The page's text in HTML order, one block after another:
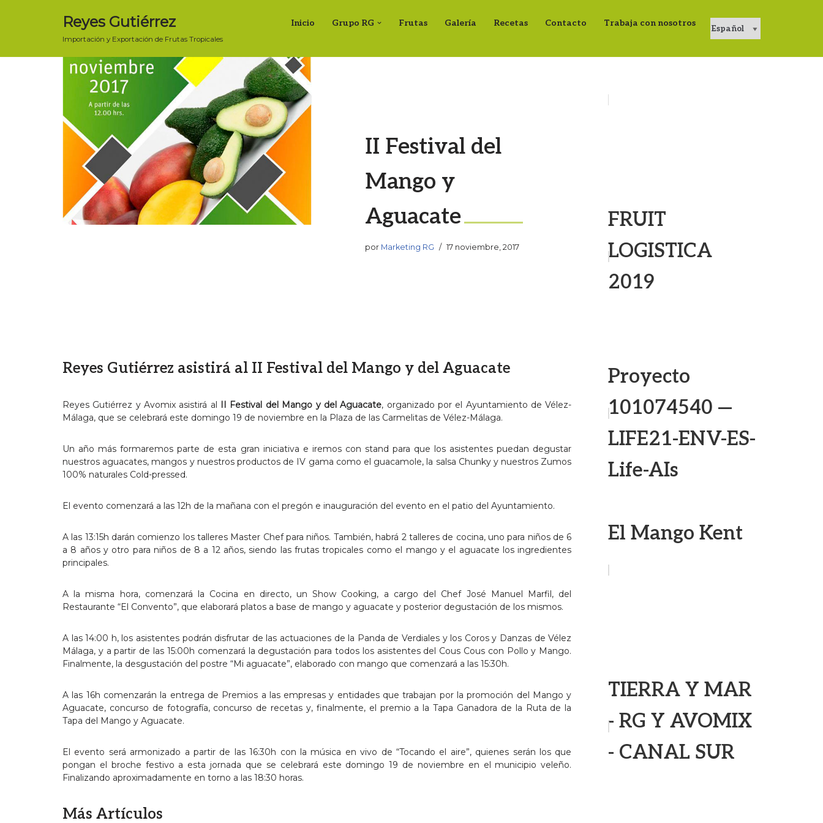
contenido
Reyes Gutiérrez
Importación y Exportación de Frutas Tropicales
Inicio Grupo RG Frutas Galería Recetas Contacto Trabaja con nosotros
II Festival del
Mango y
Aguacate
por Marketing RG 17 noviembre, 2017
Reyes Gutiérrez asistirá al II Festival del Mango y del Aguacate
Reyes Gutiérrez y Avomix asistirá al II Festival del Mango y del Aguacate, organizado por el Ayuntamiento de Vélez-
Málaga, que se celebrará este domingo 19 de noviembre en la Plaza de las Carmelitas de Vélez-Málaga.
Un año más formaremos parte de esta gran iniciativa e iremos con stand para que los asistentes puedan degustar
nuestros aguacates, mangos y nuestros productos de IV gama como el guacamole, la salsa Chunky y nuestros Zumos
100% naturales Cold-pressed.
El evento comenzará a las 12h de la mañana con el pregón e inauguración del evento en el patio del Ayuntamiento.
A las 13:15h darán comienzo los talleres Master Chef para niños. También, habrá 2 talleres de cocina, uno para niños de 6
a 8 años y otro para niños de 8 a 12 años, siendo las frutas tropicales como el mango y el aguacate los ingredientes
principales.
A la misma hora, comenzará la Cocina en directo, un Show Cooking, a cargo del Chef José Manuel Marfil, del
Restaurante “El Convento”, que elaborará platos a base de mango y aguacate y posterior degustación de los mismos.
A las 14:00 h, los asistentes podrán disfrutar de las actuaciones de la Panda de Verdiales y los Coros y Danzas de Vélez
Málaga, y a partir de las 15:00h comenzará la degustación para todos los asistentes del Cous Cous con Pollo y Mango.
Finalmente, la desgustación del postre “Mi aguacate”, elaborado con mango que comenzará a las 15:30h.
A las 16h comenzarán la entrega de Premios a las empresas y entidades que trabajan por la promoción del Mango y
Aguacate, concurso de fotografía, concurso de recetas y, finalmente, el premio a la Tapa Ganadora de la Ruta de la
Tapa del Mango y Aguacate.
El evento será armonizado a partir de las 16:30h con la música en vivo de “Tocando el aire”, quienes serán los que
pongan el broche festivo a esta jornada que se celebrará este domingo 19 de noviembre en el municipio veleño.
Finalizando aproximadamente en torno a las 18:30 horas.
Más Artículos
FRUIT
LOGISTICA
2019
Proyecto
101074540 —
LIFE21-ENV-ES-
Life-AIs
El Mango Kent
TIERRA Y MAR
- RG Y AVOMIX
- CANAL SUR